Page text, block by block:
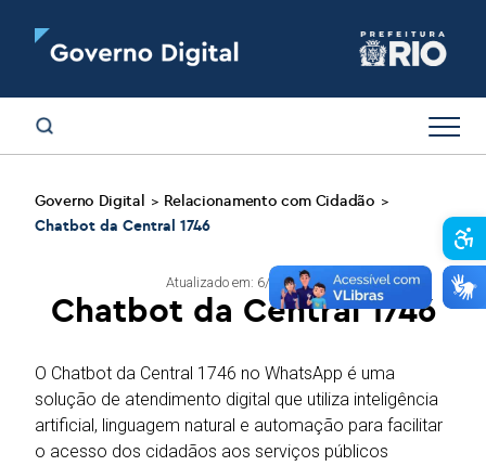
Governo Digital > Relacionamento com Cidadão >
Chatbot da Central 1746
Atualizado em: 6/02/2026
Chatbot da Central 1746
O Chatbot da Central 1746 no WhatsApp é uma
solução de atendimento digital que utiliza inteligência
artificial, linguagem natural e automação para facilitar
o acesso dos cidadãos aos serviços públicos